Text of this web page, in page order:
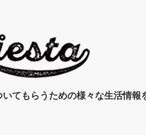
てもらうための様々な生活情報